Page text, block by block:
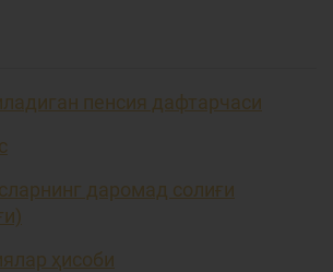
пенсия дафтарчаси
даромад солиғи
ҳисоби